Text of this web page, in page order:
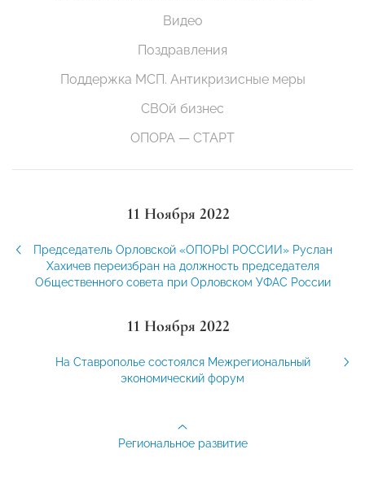
Видео
Поздравления
Поддержка МСП. Антикризисные меры
СВОй бизнес
ОПОРА — СТАРТ
11 Ноября 2022
Председатель Орловской «ОПОРЫ РОССИИ» Руслан
Хахичев переизбран на должность председателя
Общественного совета при Орловском УФАС России
11 Ноября 2022
На Ставрополье состоялся Межрегиональный
экономический форум
Региональное развитие